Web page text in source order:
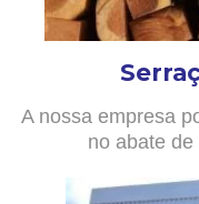
A nossa empresa
no abate